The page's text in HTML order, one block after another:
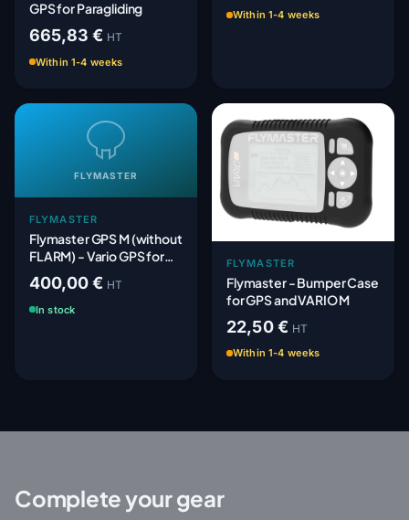
GPS for Paragliding
665,83 € HT
Within 1-4 weeks
Within 1-4 weeks
FLYMASTER
FLYMASTER
Flymaster GPS M (without
FLARM) - Vario GPS for
paragliding
400,00 € HT
In stock
FLYMASTER
Flymaster - Bumper Case
for GPS and VARIO M
22,50 € HT
Within 1-4 weeks
Complete your gear